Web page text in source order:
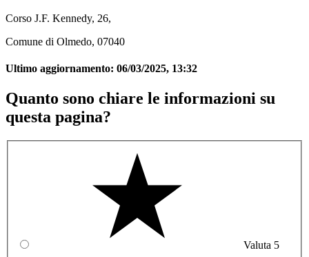
Corso J.F. Kennedy, 26,
Comune di Olmedo, 07040
Ultimo aggiornamento: 06/03/2025, 13:32
Quanto sono chiare le informazioni su
questa pagina?
Valuta 5